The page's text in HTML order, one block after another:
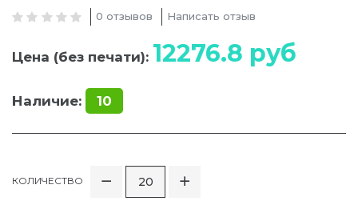
0 отзывов Написать отзыв
Цена (без печати): 12276.8 руб
Наличие: 10
КОЛИЧЕСТВО